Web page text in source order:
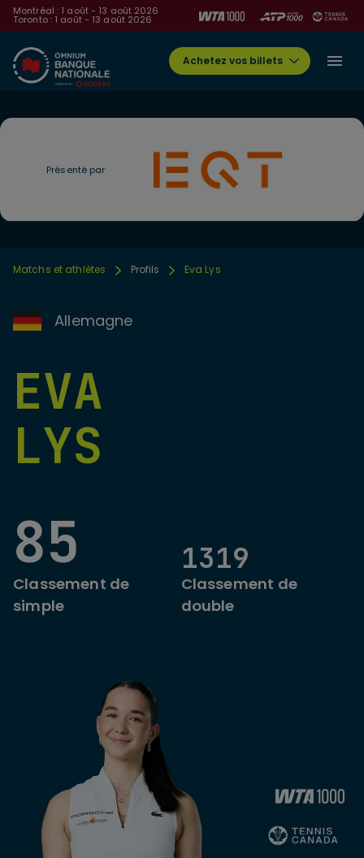
Montréal : 1 août - 13 août 2026
Toronto : 1 août - 13 août 2026
Achetez vos billets
Présenté par
Matchs et athlètes Profils Eva Lys
Allemagne
EVA
LYS
85
Classement de
simple
1319
Classement de
double